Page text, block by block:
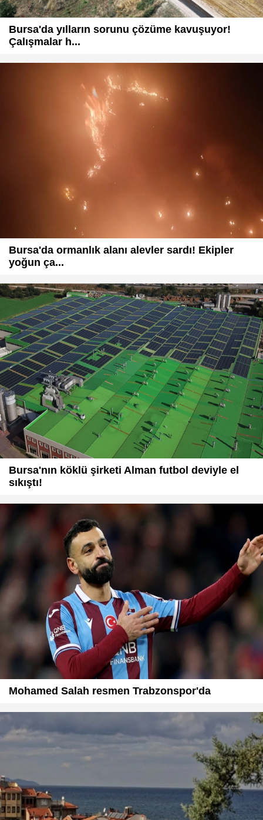
Bursa'da yılların sorunu çözüme kavuşuyor!
Çalışmalar h...
Bursa'da ormanlık alanı alevler sardı! Ekipler
yoğun ça...
Bursa'nın köklü şirketi Alman futbol deviyle el
sıkıştı!
Mohamed Salah resmen Trabzonspor'da